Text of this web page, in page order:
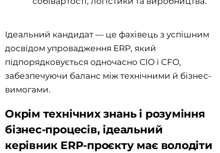
Ідеальний кандидат — це фахівець з успішним
досвідом упровадження ERP, який
підпорядковується одночасно CIO і CFO,
забезпечуючи баланс між технічними й бізнес-
вимогами.
Окрім технічних знань і розуміння
бізнес-процесів, ідеальний
керівник ERP-проєкту має володіти